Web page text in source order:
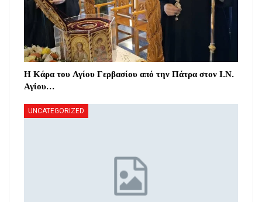
Η Κάρα του Αγίου Γερβασίου από την Πάτρα στον Ι.Ν.
Αγίου…
UNCATEGORIZED